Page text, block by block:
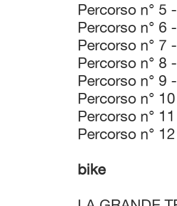
Percorso n° 5
Percorso n° 6
Percorso n° 7
Percorso n° 8
Percorso n° 9
Percorso n°
Percorso n°
Percorso n°
bike